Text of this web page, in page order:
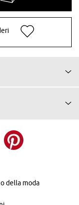
della moda